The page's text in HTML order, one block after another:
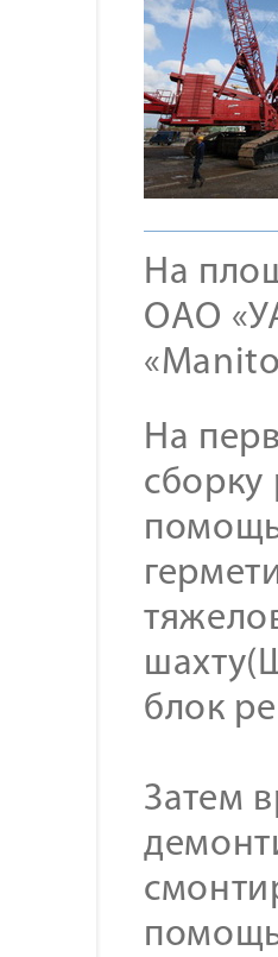
На
ОАО
На
сборку
блок
Затем